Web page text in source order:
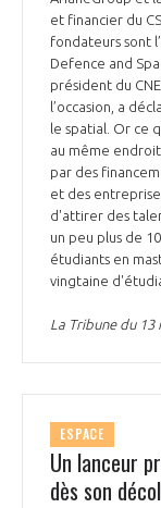
et financier du
fondateurs sont
Defence and
président du
l’occasion, a
le spatial. Or ce
au même
par des
et des
d'attirer des
un peu plus de
étudiants en
vingtaine
La Tribune du 13
ESPACE
Un lanceur
dès son